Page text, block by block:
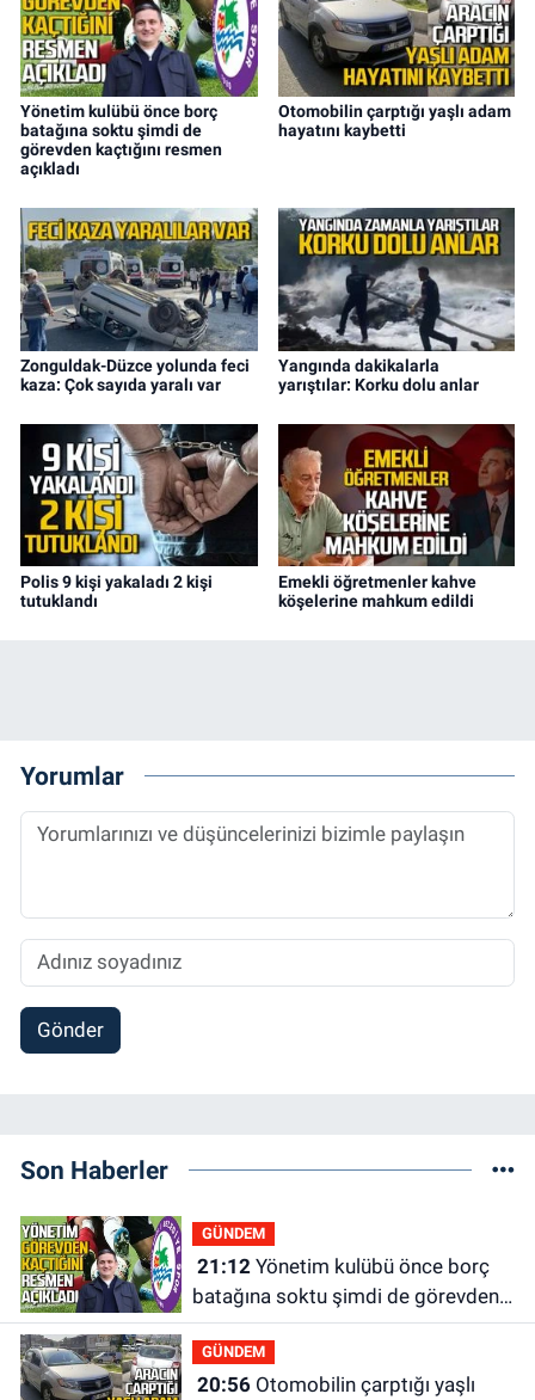
Yönetim kulübü önce borç
batağına soktu şimdi de
görevden kaçtığını resmen
açıkladı
Otomobilin çarptığı yaşlı adam
hayatını kaybetti
Zonguldak-Düzce yolunda feci
kaza: Çok sayıda yaralı var
Yangında dakikalarla
yarıştılar: Korku dolu anlar
Polis 9 kişi yakaladı 2 kişi
tutuklandı
Emekli öğretmenler kahve
köşelerine mahkum edildi
Yorumlar
Gönder
Son Haberler
GÜNDEM
21:12Yönetim kulübü önce borç
batağına soktu şimdi de görevden
kaçtığını resmen açıkladı
GÜNDEM
20:56Otomobilin çarptığı yaşlı